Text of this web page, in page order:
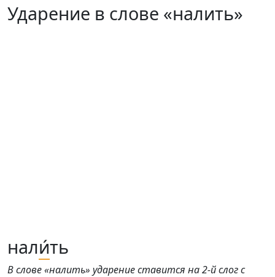
Ударение в слове «налить»
нали́ть
В слове «налить» ударение ставится на 2-й слог с